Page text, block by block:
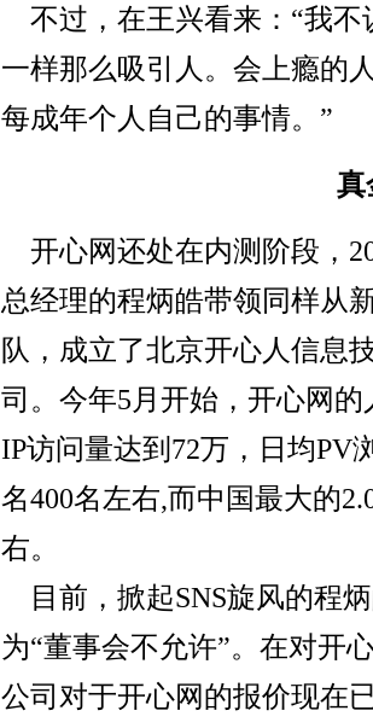
不过，在王兴看来：“我不
一样那么吸引人。会上瘾的
每成年个人自己的事情。”
真
开心网还处在内测阶段，
总经理的程炳皓带领同样从
队，成立了北京开心人信息
司。今年5月开始，开心网
IP访问量达到72万，日均PV
名400名左右,而中国最大的
右。
目前，掀起SNS旋风的程
为“董事会不允许”。在对开
公司对于开心网的报价现在